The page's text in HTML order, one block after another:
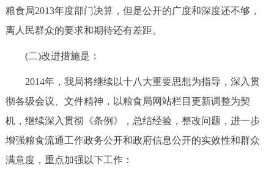
粮食局2013年度部门决算，但是公开的广度和深度还不够，
离人民群众的要求和期待还有差距。
(二)改进措施是：
2014年，我局将继续以十八大重要思想为指导，深入贯
彻各级会议、文件精神，以粮食局网站栏目更新调整为契
机，继续深入贯彻《条例》，总结经验，整改问题，进一步
增强粮食流通工作政务公开和政府信息公开的实效性和群众
满意度，重点加强以下工作：